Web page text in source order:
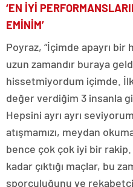
‘EN İYİ
EMİNİM’
Poyraz, “İçimde apayrı bir
uzun zamandır buraya
hissetmiyordum içimde.
değer verdiğim 3 insanla
Hepsini ayrı ayrı
atışmamızı, meydan
bence çok çok iyi bir
kadar çıktığı maçlar, bu
sporculuğunu ve